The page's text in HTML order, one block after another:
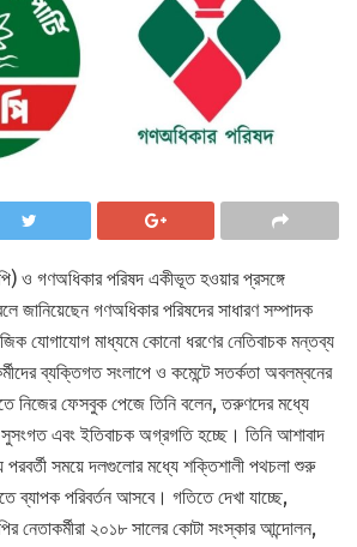
ও গণঅধিকার পরিষদ একীভূত হওয়ার প্রসঙ্গে
জানিয়েছেন গণঅধিকার পরিষদের সাধারণ সম্পাদক
যোগাযোগ মাধ্যমে কোনো ধরণের নেতিবাচক মন্তব্য
ব্যক্তিগত সংলাপে ও কমেন্টে সতর্কতা অবলম্বনের
নিজের ফেসবুক পেজে তিনি বলেন, তরুণদের মধ্যে
এবং ইতিবাচক অগ্রগতি হচ্ছে। তিনি আশাবাদ
সময়ে দলগুলোর মধ্যে শক্তিশালী পথচলা শুরু
ব্যাপক পরিবর্তন আসবে। গতিতে দেখা যাচ্ছে,
নেতাকর্মীরা ২০১৮ সালের কোটা সংস্কার আন্দোলন,